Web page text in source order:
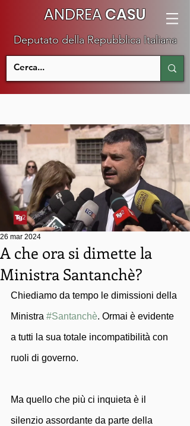
ANDREACASU
Deputato della Repubblica Italiana
A che ora si dimette la
Ministra Santanchè?
26 mar 2024
Chiediamo da tempo le dimissioni della
Ministra #Santanchè. Ormai è evidente
a tutti la sua totale incompatibilità con
ruoli di governo.
Ma quello che più ci inquieta è il
silenzio assordante da parte della